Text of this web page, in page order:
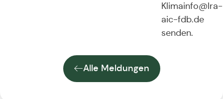
Klimainfo@lra-
aic-fdb.de
senden.
Alle Meldungen